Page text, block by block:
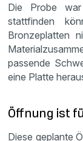
Die Probe
stattfinden
Bronzeplatten
passende
eine Platte
Öffnung ist
Diese geplante